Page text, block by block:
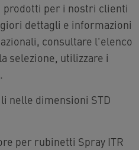
per i nostri clienti
dettagli e informazioni
consultare l'elenco
selezione, utilizzare i
nelle dimensioni STD
per rubinetti Spray ITR